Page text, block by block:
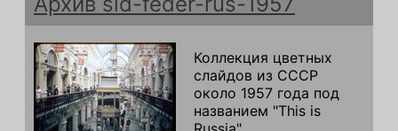
Коллекция цветных
слайдов из СССР
около 1957 года под
названием "This is